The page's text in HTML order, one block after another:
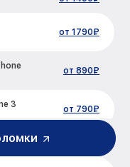
от 1790₽
от 890₽
3
от 790₽